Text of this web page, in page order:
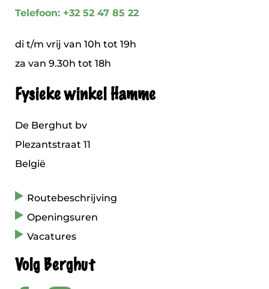
Telefoon: +32 52 47 85 22
di t/m vrij van 10h tot 19h
za van 9.30h tot 18h
Fysieke winkel Hamme
De Berghut bv
Plezantstraat 11
België
Routebeschrijving
Openingsuren
Vacatures
Volg Berghut